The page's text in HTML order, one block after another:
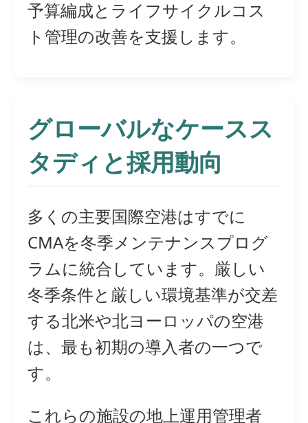
予算編成とライフサイクルコス
ト管理の改善を支援します。
グローバルなケースス
タディと採用動向
多くの主要国際空港はすでに
CMAを冬季メンテナンスプログ
ラムに統合しています。厳しい
冬季条件と厳しい環境基準が交差
する北米や北ヨーロッパの空港
は、最も初期の導入者の一つで
す。
これらの施設の地上運用管理者